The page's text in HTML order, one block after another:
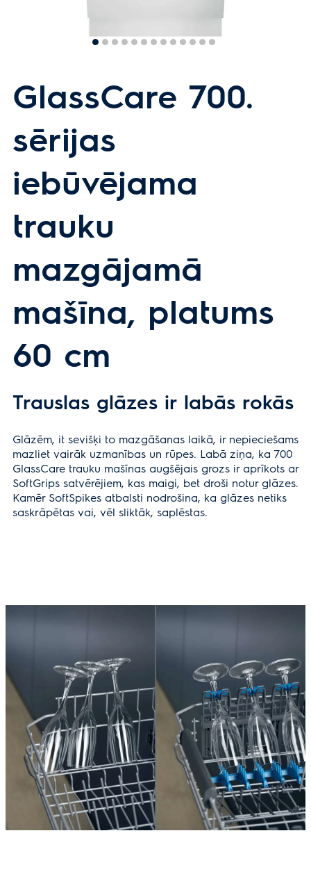
GlassCare 700.
sērijas
iebūvējama
trauku
mazgājamā
mašīna, platums
60 cm
Trauslas glāzes ir labās rokās
Glāzēm, it sevišķi to mazgāšanas laikā, ir nepieciešams
mazliet vairāk uzmanības un rūpes. Labā ziņa, ka 700
GlassCare trauku mašīnas augšējais grozs ir aprīkots ar
SoftGrips satvērējiem, kas maigi, bet droši notur glāzes.
Kamēr SoftSpikes atbalsti nodrošina, ka glāzes netiks
saskrāpētas vai, vēl sliktāk, saplēstas.